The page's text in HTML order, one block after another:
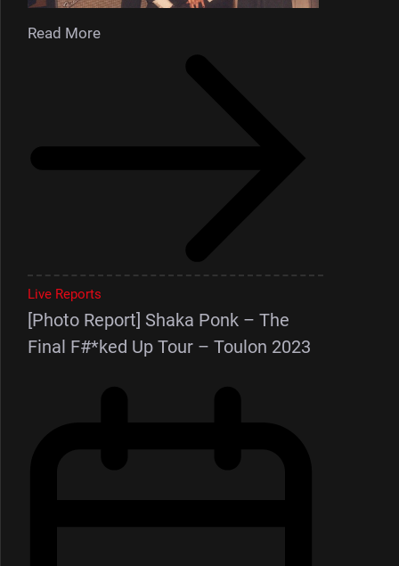
Read More
Live Reports
[Photo Report] Shaka Ponk – The
Final F#*ked Up Tour – Toulon 2023